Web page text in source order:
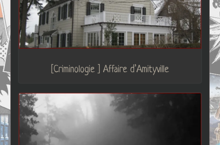
[Criminologie ] Affaire d’Amityville